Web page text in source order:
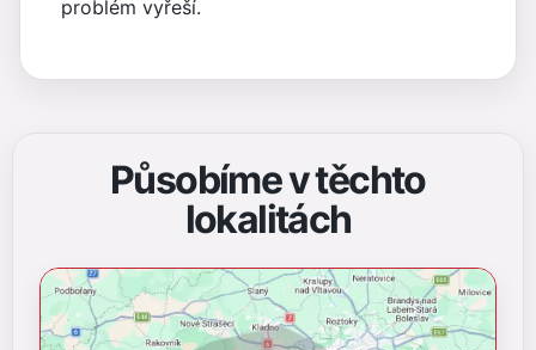
problém vyřeší.
Působíme v těchto
lokalitách